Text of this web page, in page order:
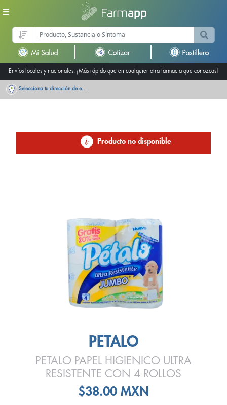
Envíos locales y nacionales. ¡Más rápido que en cualquier otra farmacia que conozcas!
Selecciona tu dirección de entrega
Producto no disponible
PETALO
PETALO PAPEL HIGIENICO ULTRA
RESISTENTE CON 4 ROLLOS
$38.00 MXN